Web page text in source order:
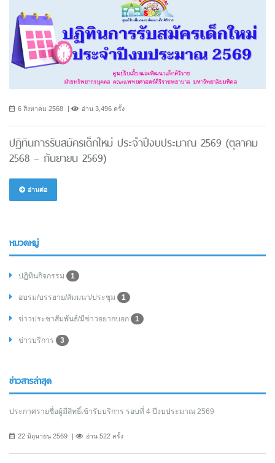
6 สิงหาคม 2568 อ่าน 3,496 ครั้ง
ปฏิทินการรับสมัครเด็กใหม่ ประจำปีงบประมาณ 2569 (ตุลาคม
2568 – กันยายน 2569)
อ่านต่อ
หมวดหมู่
ปฏิทินกิจกรรม 1
อบรม/บรรยาย/สัมมนา/ประชุม 1
ข่าวประชาสัมพันธ์/มีข่าวอยากบอก 1
ข่าวบริการ 3
ข่าวสารล่าสุด
ประกาศรายชื่อผู้มีสิทธิ์เข้ารับบริการ รอบที่ 4 ปีงบประมาณ 2569
22 มิถุนายน 2569 อ่าน 522 ครั้ง